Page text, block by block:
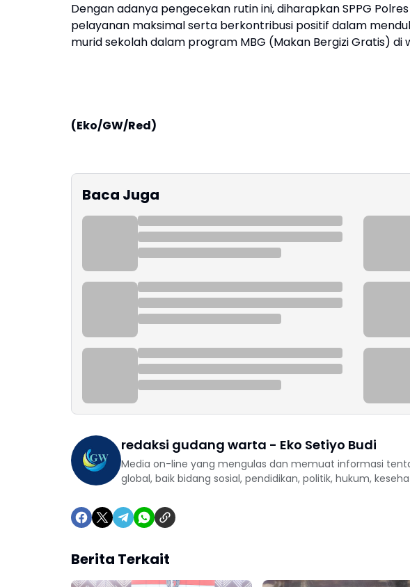
Dengan adanya pengecekan rutin ini, diharapkan SPPG
pelayanan maksimal serta berkontribusi positif dalam
murid sekolah dalam program MBG (Makan Bergizi Gratis) di
(Eko/GW/Red)
Baca Juga
redaksi gudang warta - Eko Setiyo Budi
Media on-line yang mengulas dan memuat informasi
global, baik bidang sosial, pendidikan, politik, hukum,
Berita Terkait